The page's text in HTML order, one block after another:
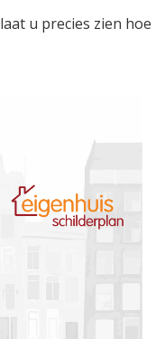
laat u precies zien hoe